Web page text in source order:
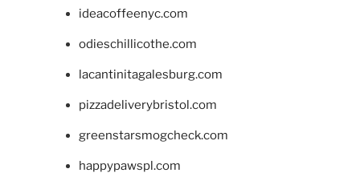
ideacoffeenyc.com
odieschillicothe.com
lacantinitagalesburg.com
pizzadeliverybristol.com
greenstarsmogcheck.com
happypawspl.com